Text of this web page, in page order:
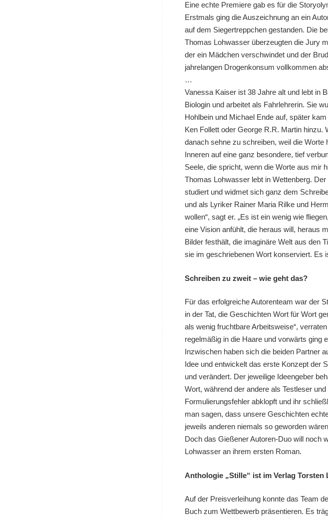
Eine echte Premiere gab es für die
Erstmals ging die Auszeichnung an ein
auf dem Siegertreppchen gestanden. Die
Thomas Lohwasser überzeugten die Jury
der ein Mädchen verschwindet und der
jahrelangen Drogenkonsum vollkommen
…
Vanessa Kaiser ist 38 Jahre alt und lebt in
Biologin und arbeitet als Fahrlehrerin. Sie
Hohlbein und Michael Ende auf, später
Ken Follett oder George R.R. Martin hinzu.
danach sehne zu schreiben, weil die
Inneren auf eine ganz besondere, tief
Seele, die spricht, wenn die Worte aus mir
Thomas Lohwasser lebt in Wettenberg.
studiert und widmet sich ganz dem
und als Lyriker Rainer Maria Rilke und
wollen“, sagt er. „Es ist ein wenig wie
eine Vision anfühlt, die heraus will, heraus
Bilder festhält, die imaginäre Welt aus den
sie im geschriebenen Wort konserviert. Es
Schreiben zu zweit – wie geht das?
Für das erfolgreiche Autorenteam war der
in der Tat, die Geschichten Wort für Wort
als wenig fruchtbare Arbeitsweise“,
regelmäßig in die Haare und vorwärts ging
Inzwischen haben sich die beiden Partner
Idee und entwickelt das erste Konzept der
und verändert. Der jeweilige Ideengeber
Wort, während der andere als Testleser
Formulierungsfehler abklopft und ihr
man sagen, dass unsere Geschichten
jeweils anderen niemals so geworden
Doch das Gießener Autoren-Duo will noch
Lohwasser an ihrem ersten Roman.
Anthologie „Stille“ ist im Verlag Torsten
Auf der Preisverleihung konnte das Team
Buch zum Wettbewerb präsentieren. Es